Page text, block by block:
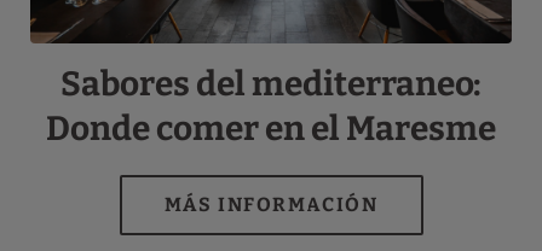
Sabores del mediterraneo:
Donde comer en el Maresme